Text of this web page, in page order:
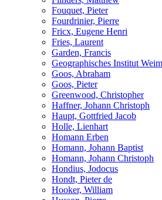
Fouquet, Pieter
Fourdrinier, Pierre
Fricx, Eugene Henri
Fries, Laurent
Garden, Francis
Geographisches Institut
Goos, Abraham
Goos, Pieter
Greenwood, Christopher
Haffner, Johann Christoph
Haupt, Gottfried Jacob
Holle, Lienhart
Homann Erben
Homann, Johann Baptist
Homann, Johann Christoph
Hondius, Jodocus
Hondt, Pieter de
Hooker, William